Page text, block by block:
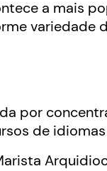
a mais
variedade
por
de